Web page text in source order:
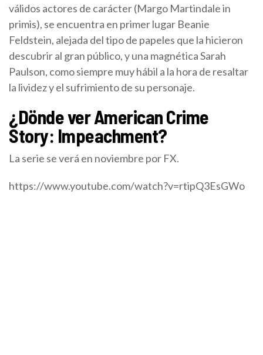
válidos actores de carácter (Margo Martindale in
primis), se encuentra en primer lugar Beanie
Feldstein, alejada del tipo de papeles que la hicieron
descubrir al gran público, y una magnética Sarah
Paulson, como siempre muy hábil a la hora de resaltar
la lividez y el sufrimiento de su personaje.
¿Dönde ver American Crime
Story: Impeachment?
La serie se verá en noviembre por FX.
https://www.youtube.com/watch?v=rtipQ3EsGWo